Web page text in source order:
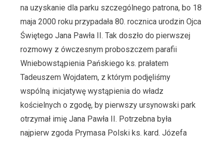
na uzyskanie dla parku szczególnego patrona, bo 18
maja 2000 roku przypadała 80. rocznica urodzin Ojca
Świętego Jana Pawła II. Tak doszło do pierwszej
rozmowy z ówczesnym proboszczem parafii
Wniebowstąpienia Pańskiego ks. prałatem
Tadeuszem Wojdatem, z którym podjęliśmy
wspólną inicjatywę wystąpienia do władz
kościelnych o zgodę, by pierwszy ursynowski park
otrzymał imię Jana Pawła II. Potrzebna była
najpierw zgoda Prymasa Polski ks. kard. Józefa